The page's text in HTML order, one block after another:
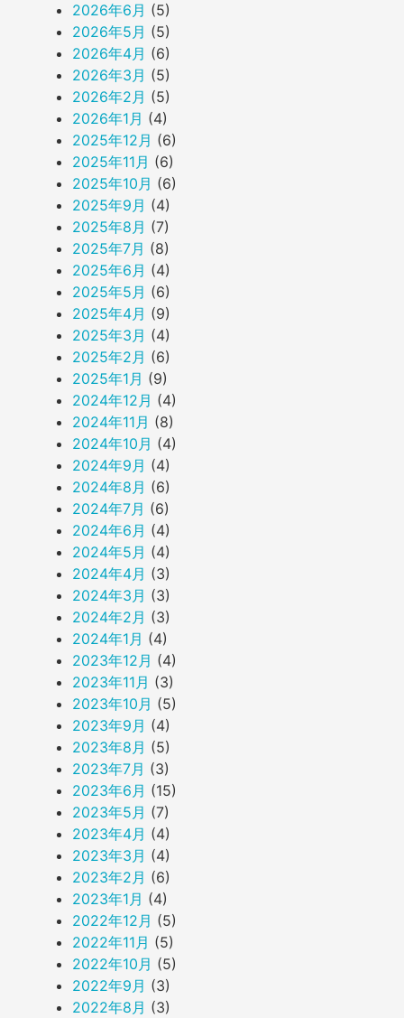
2026年6月 (5)
2026年5月 (5)
2026年4月 (6)
2026年3月 (5)
2026年2月 (5)
2026年1月 (4)
2025年12月 (6)
2025年11月 (6)
2025年10月 (6)
2025年9月 (4)
2025年8月 (7)
2025年7月 (8)
2025年6月 (4)
2025年5月 (6)
2025年4月 (9)
2025年3月 (4)
2025年2月 (6)
2025年1月 (9)
2024年12月 (4)
2024年11月 (8)
2024年10月 (4)
2024年9月 (4)
2024年8月 (6)
2024年7月 (6)
2024年6月 (4)
2024年5月 (4)
2024年4月 (3)
2024年3月 (3)
2024年2月 (3)
2024年1月 (4)
2023年12月 (4)
2023年11月 (3)
2023年10月 (5)
2023年9月 (4)
2023年8月 (5)
2023年7月 (3)
2023年6月 (15)
2023年5月 (7)
2023年4月 (4)
2023年3月 (4)
2023年2月 (6)
2023年1月 (4)
2022年12月 (5)
2022年11月 (5)
2022年10月 (5)
2022年9月 (3)
2022年8月 (3)